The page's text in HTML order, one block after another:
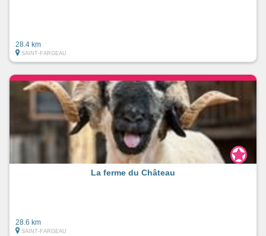
28.4 km
SAINT-FARGEAU
La ferme du Château
28.6 km
SAINT-FARGEAU